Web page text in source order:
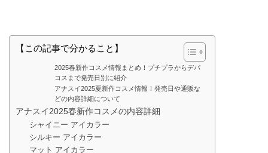
【この記事で分かること】
2025春新作コスメ情報まとめ！プチプラからデパ
コスまで発売日別に紹介
アナスイ2025夏新作コスメ情報！発売日や通販な
どの内容詳細について
アナスイ2025春新作コスメの内容詳細
シャイニー アイカラー
シルキー アイカラー
マット アイカラー